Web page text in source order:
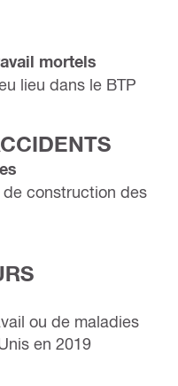
mortels
lieu dans le BTP
construction des
ou de maladies
en 2019